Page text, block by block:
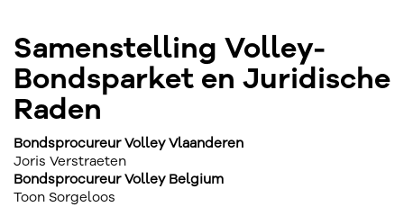
Samenstelling Volley-
Bondsparket en Juridische
Raden
Bondsprocureur Volley Vlaanderen
Joris Verstraeten
Bondsprocureur Volley Belgium
Toon Sorgeloos